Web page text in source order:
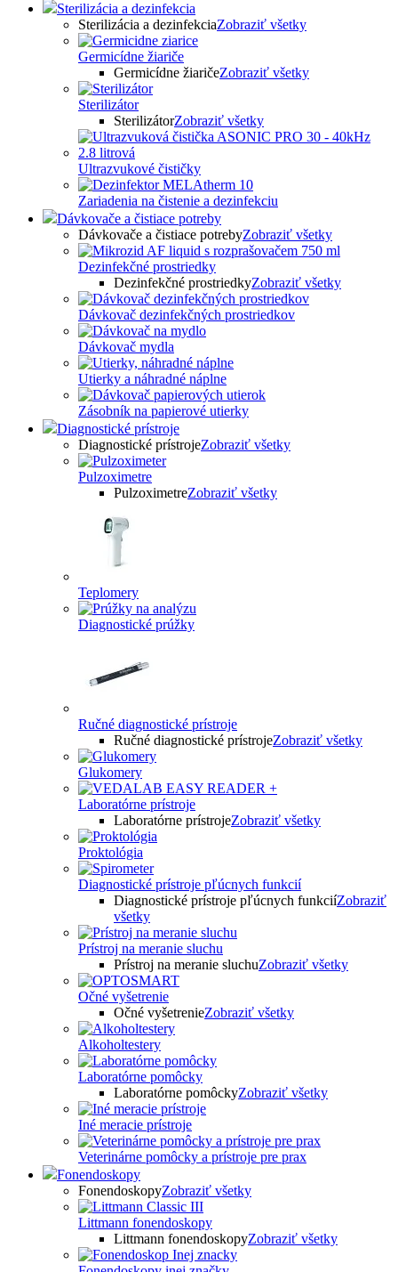
Sterilizácia a dezinfekcia
Sterilizácia a dezinfekciaZobraziť všetky
Germicídne žiariče
Germicídne žiaričeZobraziť všetky
Sterilizátor
SterilizátorZobraziť všetky
Ultrazvukové čističky
Zariadenia na čistenie a dezinfekciu
Dávkovače a čistiace potreby
Dávkovače a čistiace potrebyZobraziť všetky
Dezinfekčné prostriedky
Dezinfekčné prostriedkyZobraziť všetky
Dávkovač dezinfekčných prostriedkov
Dávkovač mydla
Utierky a náhradné náplne
Zásobník na papierové utierky
Diagnostické prístroje
Diagnostické prístrojeZobraziť všetky
Pulzoximetre
PulzoximetreZobraziť všetky
Teplomery
Diagnostické prúžky
Ručné diagnostické prístroje
Ručné diagnostické prístrojeZobraziť všetky
Glukomery
Laboratórne prístroje
Laboratórne prístrojeZobraziť všetky
Proktológia
Diagnostické prístroje pľúcnych funkcií
Diagnostické prístroje pľúcnych funkciíZobraziť
všetky
Prístroj na meranie sluchu
Prístroj na meranie sluchuZobraziť všetky
Očné vyšetrenie
Očné vyšetrenieZobraziť všetky
Alkoholtestery
Laboratórne pomôcky
Laboratórne pomôckyZobraziť všetky
Iné meracie prístroje
Veterinárne pomôcky a prístroje pre prax
Fonendoskopy
FonendoskopyZobraziť všetky
Littmann fonendoskopy
Littmann fonendoskopyZobraziť všetky